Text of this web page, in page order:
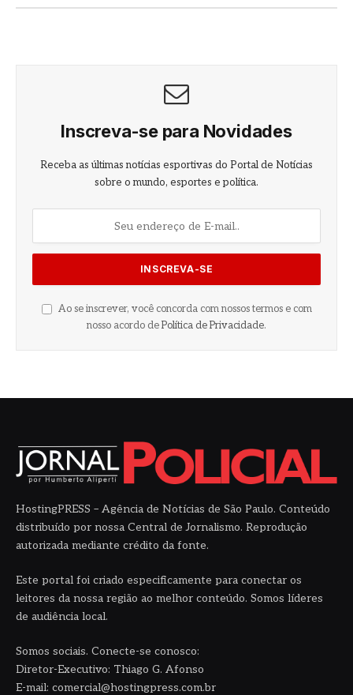
Inscreva-se para Novidades
Receba as últimas notícias esportivas do Portal de Notícias
sobre o mundo, esportes e política.
Ao se inscrever, você concorda com nossos termos e com
nosso acordo de Política de Privacidade.
HostingPRESS – Agência de Notícias de São Paulo. Conteúdo
distribuído por nossa Central de Jornalismo. Reprodução
autorizada mediante crédito da fonte.
Este portal foi criado especificamente para conectar os
leitores da nossa região ao melhor conteúdo. Somos líderes
de audiência local.
Somos sociais. Conecte-se conosco:
Diretor-Executivo: Thiago G. Afonso
E-mail: comercial@hostingpress.com.br